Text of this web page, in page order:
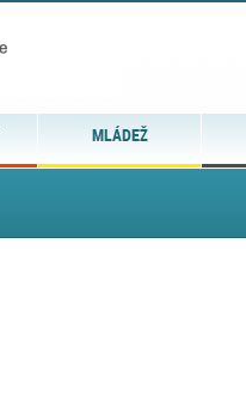
MLÁDEŽ